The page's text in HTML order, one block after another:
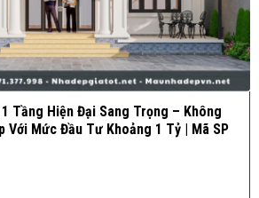
Tầng Hiện Đại Sang Trọng – Không
Với Mức Đầu Tư Khoảng 1 Tỷ | Mã SP